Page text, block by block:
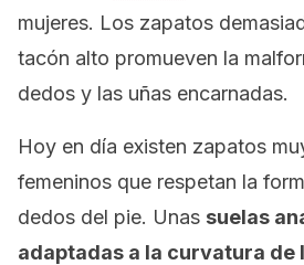
mujeres. Los zapatos
tacón alto promueven la
dedos y las uñas encarnadas.
Hoy en día existen zapatos
femeninos que respetan la
dedos del pie. Unas suelas
adaptadas a la curvatura de